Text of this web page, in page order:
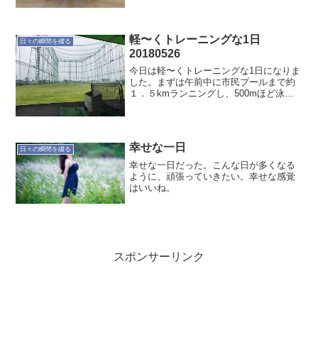
日々の瞬間を綴る
軽〜くトレーニングな1日
20180526
今日は軽〜くトレーニングな1日になりま
した。まずは午前中に市民プールまで約
１．５kmランニングし、500mほど泳い
れ以上やると筋肉...
日々の瞬間を綴る 幸せな一日
幸せな一日だった。こんな日が多くなる
ように、頑張っていきたい。幸せな感覚
はいいね。
スポンサーリンク